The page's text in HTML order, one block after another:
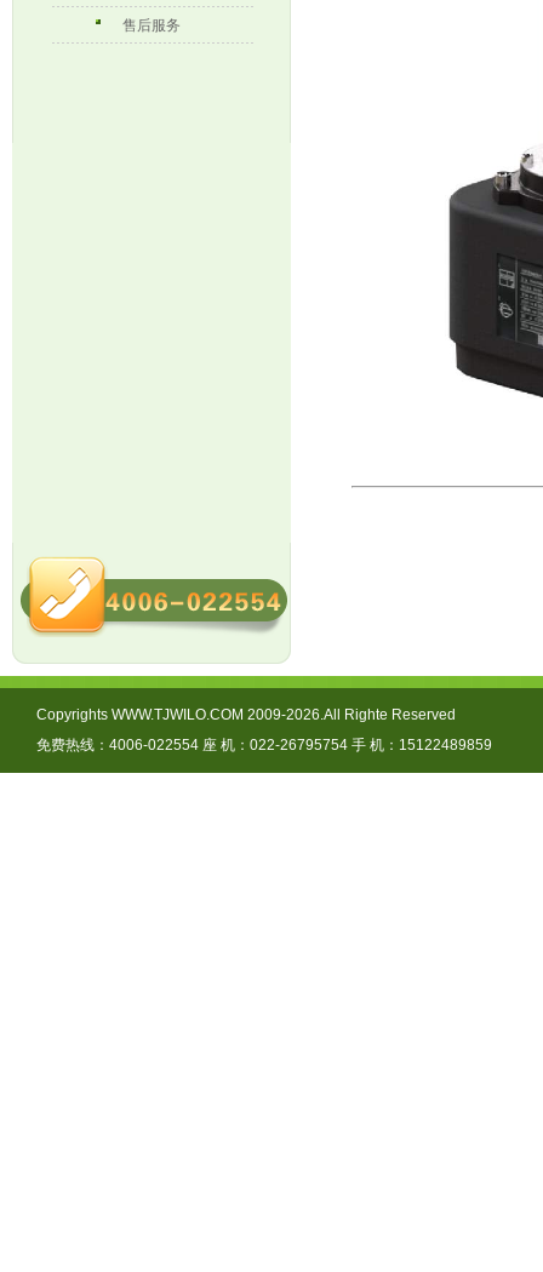
售后服务
Copyrights WWW.TJWILO.COM 2009-2026.All Righte Reserved
免费热线：4006-022554 座 机：022-26795754 手 机：15122489859